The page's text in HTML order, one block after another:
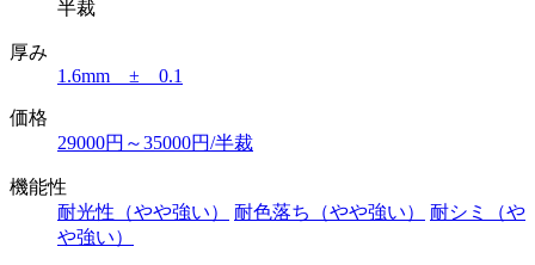
半裁
厚み
1.6mm ± 0.1
価格
29000円～35000円/半裁
機能性
耐光性（やや強い）
耐色落ち（やや強い）
耐シミ（や
や強い）